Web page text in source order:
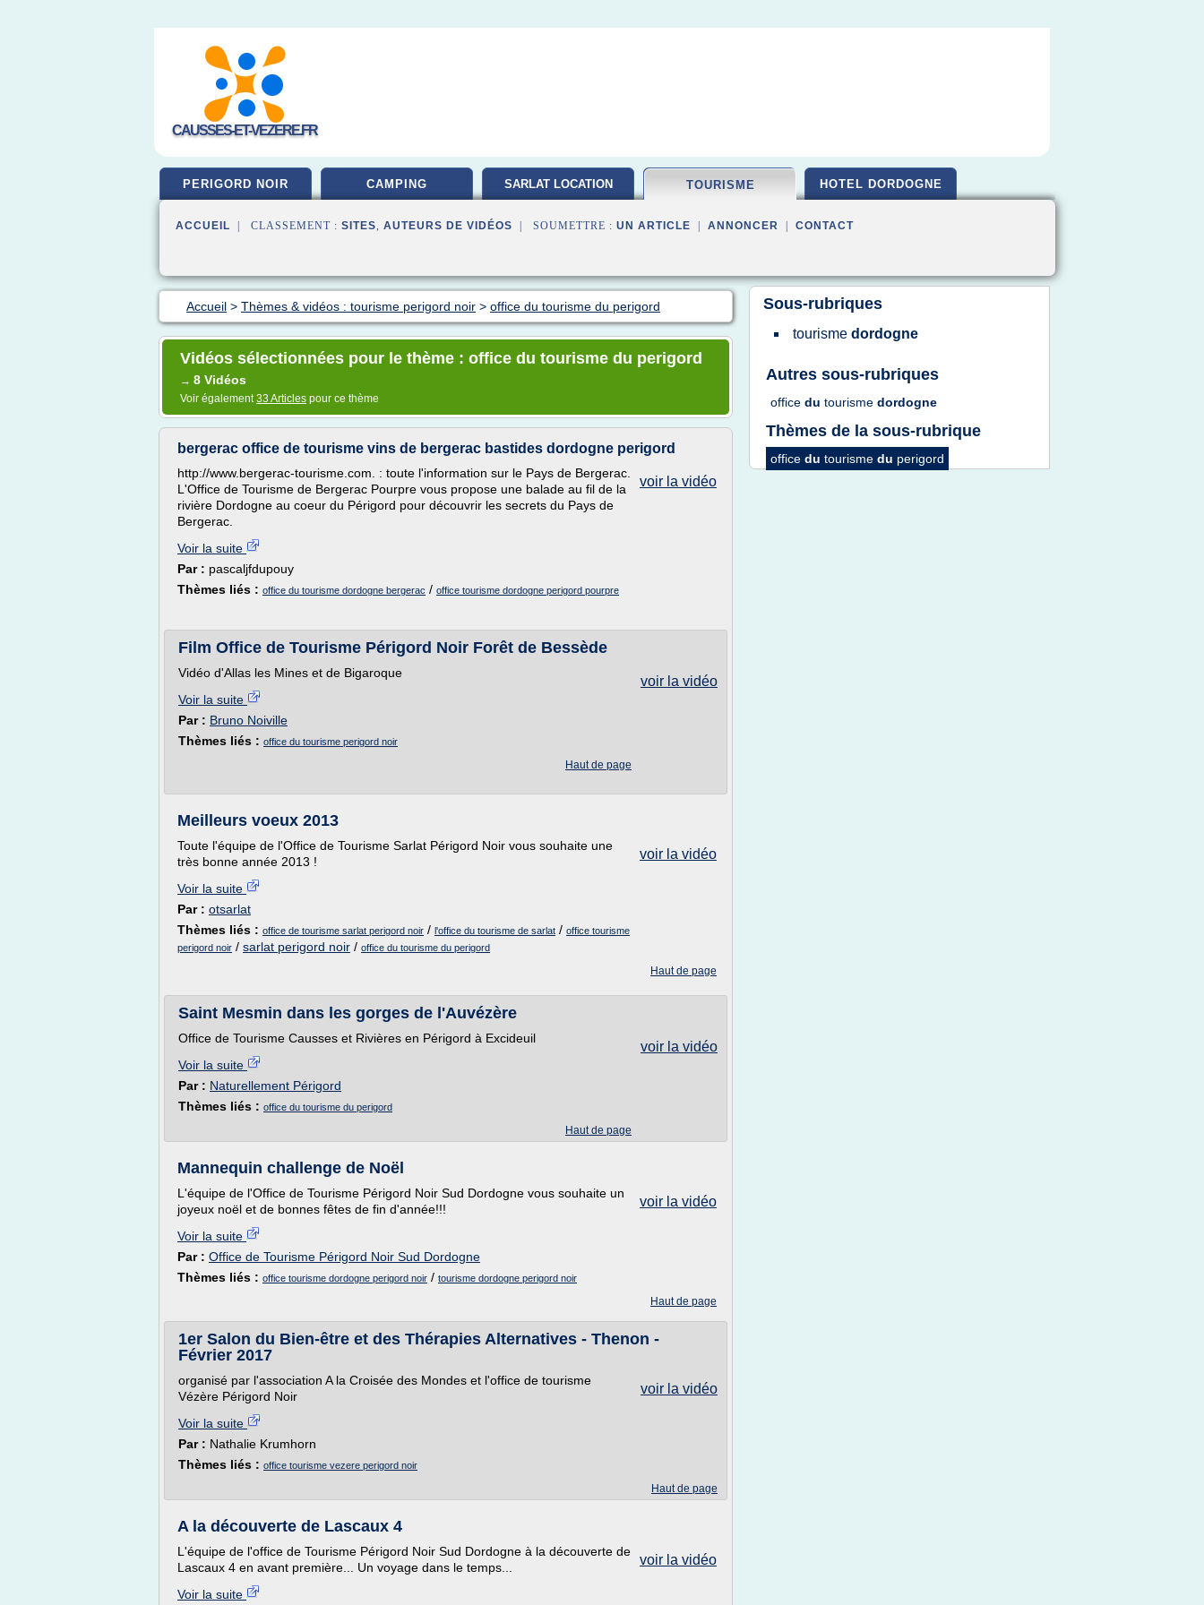
CAUSSES-ET-VEZERE.FR
PERIGORD NOIR CAMPING SARLAT LOCATION TOURISME HOTEL DORDOGNE
ACCUEIL | CLASSEMENT : SITES, AUTEURS DE VIDÉOS | SOUMETTRE : UN ARTICLE ANNONCER CONTACT
Accueil > Thèmes & vidéos : tourisme perigord noir > office du tourisme du perigord
Vidéos sélectionnées pour le thème : office du tourisme du perigord
→ 8 Vidéos
Voir également33 Articles pour ce thème
bergerac office de tourisme vins de bergerac bastides dordogne perigord
voir la vidéo
http://www.bergerac-tourisme.com. : toute l'information sur le Pays de Bergerac.
L'Office de Tourisme de Bergerac Pourpre vous propose une balade au fil de la
rivière Dordogne au coeur du Périgord pour découvrir les secrets du Pays de
Bergerac.
Voir la suite
Par : pascaljfdupouy
Thèmes liés : office du tourisme dordogne bergerac / office tourisme dordogne perigord pourpre
Film Office de Tourisme Périgord Noir Forêt de Bessède
voir la vidéo
Vidéo d'Allas les Mines et de Bigaroque
Voir la suite
Par : Bruno Noiville
Thèmes liés : office du tourisme perigord noir
Haut de page
Meilleurs voeux 2013
voir la vidéo
Toute l'équipe de l'Office de Tourisme Sarlat Périgord Noir vous souhaite une
très bonne année 2013 !
Voir la suite
Par : otsarlat
Thèmes liés : office de tourisme sarlat perigord noir / l'office du tourisme de sarlat / office tourisme
perigord noir / sarlat perigord noir / office du tourisme du perigord
Haut de page
Saint Mesmin dans les gorges de l'Auvézère
voir la vidéo
Office de Tourisme Causses et Rivières en Périgord à Excideuil
Voir la suite
Par : Naturellement Périgord
Thèmes liés : office du tourisme du perigord
Haut de page
Mannequin challenge de Noël
voir la vidéo
L'équipe de l'Office de Tourisme Périgord Noir Sud Dordogne vous souhaite un
joyeux noël et de bonnes fêtes de fin d'année!!!
Voir la suite
Par : Office de Tourisme Périgord Noir Sud Dordogne
Thèmes liés : office tourisme dordogne perigord noir / tourisme dordogne perigord noir
Haut de page
1er Salon du Bien-être et des Thérapies Alternatives - Thenon -
Février 2017
voir la vidéo
organisé par l'association A la Croisée des Mondes et l'office de tourisme
Vézère Périgord Noir
Voir la suite
Par : Nathalie Krumhorn
Thèmes liés : office tourisme vezere perigord noir
Haut de page
A la découverte de Lascaux 4
voir la vidéo
L'équipe de l'office de Tourisme Périgord Noir Sud Dordogne à la découverte de
Lascaux 4 en avant première... Un voyage dans le temps...
Voir la suite
Sous-rubriques
tourisme dordogne
Autres sous-rubriques
office du tourisme dordogne
Thèmes de la sous-rubrique
office du tourisme du perigord